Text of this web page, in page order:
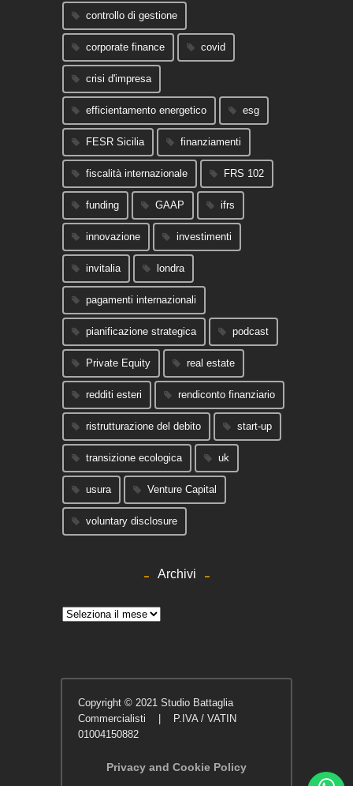
controllo di gestione
corporate finance covid
crisi d'impresa
efficientamento energetico esg
FESR Sicilia finanziamenti
fiscalità internazionale FRS 102
funding GAAP ifrs
innovazione investimenti
invitalia londra
pagamenti internazionali
pianificazione strategica podcast
Private Equity real estate
redditi esteri rendiconto finanziario
ristrutturazione del debito start-up
transizione ecologica uk
usura Venture Capital
voluntary disclosure
Archivi
Archivi
Copyright © 2021 Studio Battaglia
Commercialisti | P.IVA / VATIN
01004150882
Privacy and Cookie Policy